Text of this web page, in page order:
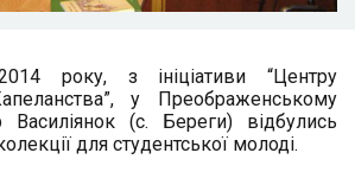
року, з ініціативи “Центру
у Преображенському
Василіянок (с. Береги) відбулись
для студентської молоді.